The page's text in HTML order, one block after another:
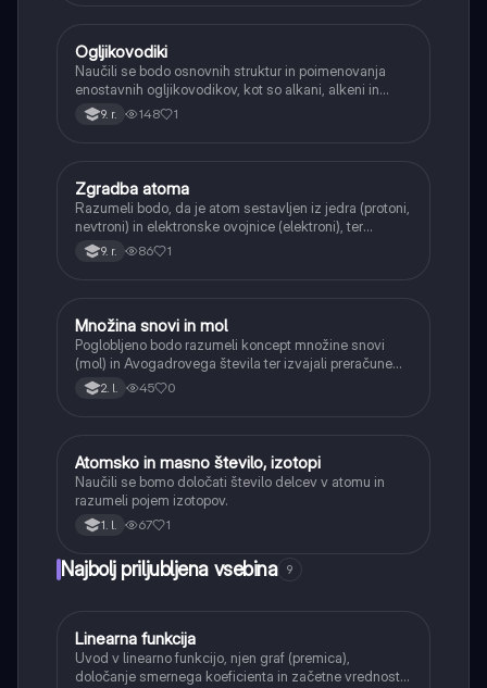
Kemija
Ogljikovodiki
Naučili se bodo osnovnih struktur in poimenovanja
enostavnih ogljikovodikov, kot so alkani, alkeni in
alkini, ter njihove vire.
9. r. 148 1
Kemija
Zgradba atoma
Razumeli bodo, da je atom sestavljen iz jedra (protoni,
nevtroni) in elektronske ovojnice (elektroni), ter
spoznali njihove naboje in mase.
9. r. 86 1
Kemija
Množina snovi in mol
Poglobljeno bodo razumeli koncept množine snovi
(mol) in Avogadrovega števila ter izvajali preračune
med maso, množino in številom delcev.
2. l. 45 0
Kemija
Atomsko in masno število, izotopi
Naučili se bomo določati število delcev v atomu in
razumeli pojem izotopov.
1. l. 67 1
Najbolj priljubljena vsebina 9
Matematika
Linearna funkcija
Uvod v linearno funkcijo, njen graf (premica),
določanje smernega koeficienta in začetne vrednosti.